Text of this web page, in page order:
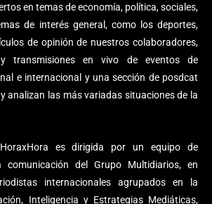
en temas de economía, política, sociales,
de interés general, como los deportes,
de opinión de nuestros colaboradores,
transmisiones en vivo de eventos de
e internacional y una sección de posdcat
analizan las más variadas situaciones de la
es dirigida por un equipo de
comunicación del Grupo Multidiarios, en
internacionales agrupados en la
Inteligencia y Estrategias Mediáticas,